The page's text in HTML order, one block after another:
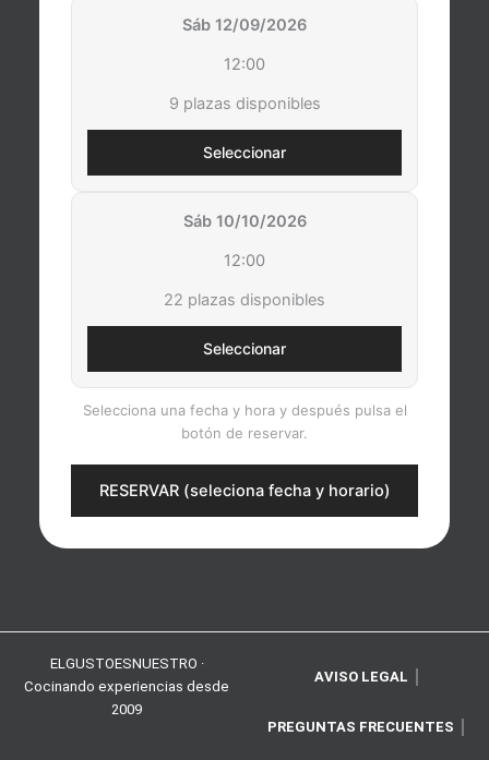
Sáb 12/09/2026
12:00
9 plazas disponibles
Seleccionar
Sáb 10/10/2026
12:00
22 plazas disponibles
Seleccionar
Selecciona una fecha y hora y después pulsa el
botón de reservar.
RESERVAR (seleciona fecha y horario)
ELGUSTOESNUESTRO ·
Cocinando experiencias desde
2009
AVISO LEGAL
PREGUNTAS FRECUENTES